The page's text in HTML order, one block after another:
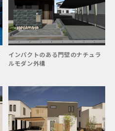
インパクトのある門壁のナチュラ
ルモダン外構